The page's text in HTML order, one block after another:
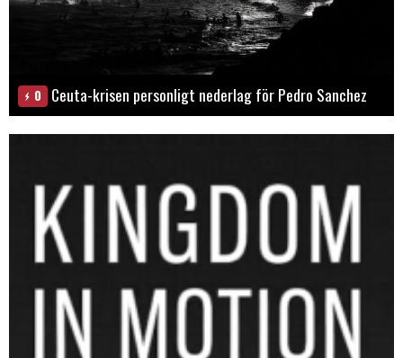
0 Ceuta-krisen personligt nederlag för Pedro Sanchez